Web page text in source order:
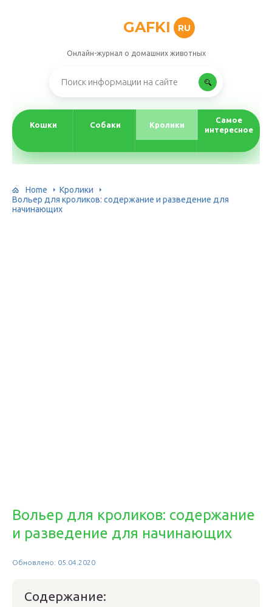
GAFKI RU
Онлайн-журнал о домашних животных
Кошки Собаки Кролики
Самое
интересное
Home
Кролики
Вольер для кроликов: содержание и разведение для
начинающих
Вольер для кроликов: содержание
и разведение для начинающих
Обновлено: 05.04.2020
Содержание: